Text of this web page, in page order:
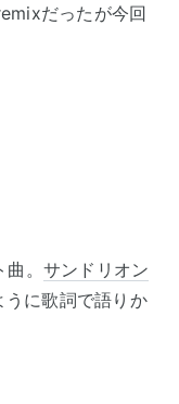
だったが今回
。 サンドリオン
に歌詞で語りか